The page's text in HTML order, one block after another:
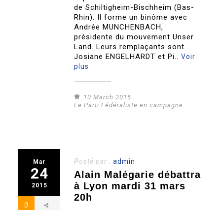
de Schiltigheim-Bischheim (Bas-
Rhin). Il forme un binôme avec
Andrée MUNCHENBACH,
présidente du mouvement Unser
Land. Leurs remplaçants sont
Josiane ENGELHARDT et Pi..Voir
plus
10 March 2015
Le Parti Fédéraliste en campagne
Mar
24
2015
0
Posté par :admin
Alain Malégarie débattra
à Lyon mardi 31 mars
20h